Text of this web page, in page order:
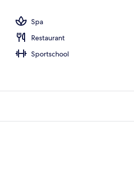
Spa
Restaurant
Sportschool